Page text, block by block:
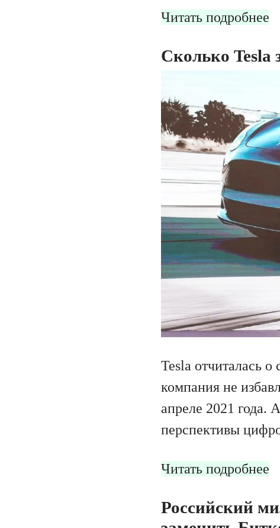
Читать подробнее
Сколько Tesla
Tesla отчиталась
компания не
апреле 2021 года.
перспективы
Читать подробнее
Российский